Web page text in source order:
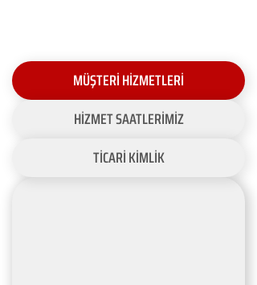
MÜŞTERİ HİZMETLERİ
HİZMET SAATLERİMİZ
TİCARİ KİMLİK